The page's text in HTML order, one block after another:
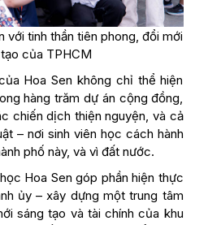
với tinh thần tiên phong, đổi mới
của TPHCM
Hoa Sen không chỉ thể hiện
hàng trăm dự án cộng đồng,
chiến dịch thiện nguyện, và cả
– nơi sinh viên học cách hành
phố này, và vì đất nước.
Hoa Sen góp phần hiện thực
ủy – xây dựng một trung tâm
sáng tạo và tài chính của khu